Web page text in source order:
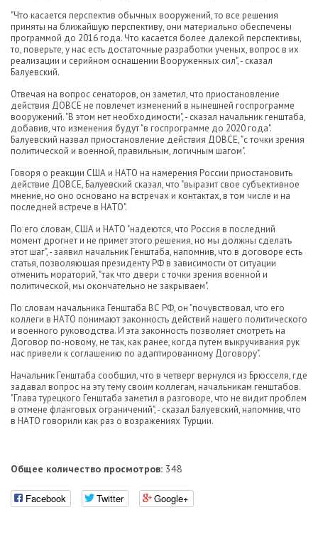
"Что касается перспектив обычных вооружений, то все решения
приняты на ближайшую перспективу, они материально обеспечены
программой до 2016 года. Что касается более далекой перспективы,
то, поверьте, у нас есть достаточные разработки ученых, вопрос в их
реализации и серийном оснащении Вооруженных сил", - сказал
Балуевский.
Отвечая на вопрос сенаторов, он заметил, что приостановление
действия ДОВСЕ не повлечет изменений в нынешней госпрограмме
вооружений. "В этом нет необходимости", - сказал начальник генштаба,
добавив, что изменения будут "в госпрограмме до 2020 года".
Балуевский назвал приостановление действия ДОВСЕ, "с точки зрения
политической и военной, правильным, логичным шагом".
Говоря о реакции США и НАТО на намерения России приостановить
действие ДОВСЕ, Балуевский сказал, что "выразит свое субъективное
мнение, но оно основано на встречах и контактах, в том числе и на
последней встрече в НАТО".
По его словам, США и НАТО "надеются, что Россия в последний
момент дрогнет и не примет этого решения, но мы должны сделать
этот шаг", - заявил начальник Генштаба, напомнив, что в договоре есть
статья, позволяющая президенту РФ в зависимости от ситуации
отменить мораторий, "так что двери с точки зрения военной и
политической, мы окончательно не закрываем".
По словам начальника Генштаба ВС РФ, он "почувствовал, что его
коллеги в НАТО понимают законность действий нашего политического
и военного руководства. И эта законность позволяет смотреть на
Договор по-новому, не так, как ранее, когда путем выкручивания рук
нас привели к соглашению по адаптированному Договору".
Начальник Генштаба сообщил, что в четверг вернулся из Брюсселя, где
задавал вопрос на эту тему своим коллегам, начальникам генштабов.
"Глава турецкого Генштаба заметил в разговоре, что не видит проблем
в отмене фланговых ограничений", - сказал Балуевский, напомнив, что
в НАТО говорили как раз о возражениях Турции.
Общее количество просмотров: 348
Facebook Twitter Google+